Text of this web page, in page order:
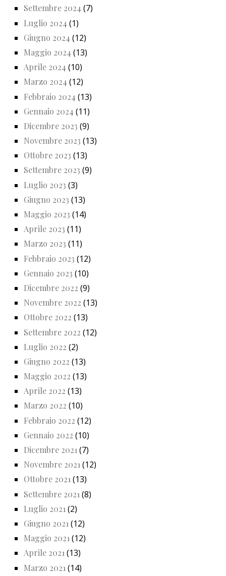
Settembre 2024 (7)
Luglio 2024 (1)
Giugno 2024 (12)
Maggio 2024 (13)
Aprile 2024 (10)
Marzo 2024 (12)
Febbraio 2024 (13)
Gennaio 2024 (11)
Dicembre 2023 (9)
Novembre 2023 (13)
Ottobre 2023 (13)
Settembre 2023 (9)
Luglio 2023 (3)
Giugno 2023 (13)
Maggio 2023 (14)
Aprile 2023 (11)
Marzo 2023 (11)
Febbraio 2023 (12)
Gennaio 2023 (10)
Dicembre 2022 (9)
Novembre 2022 (13)
Ottobre 2022 (13)
Settembre 2022 (12)
Luglio 2022 (2)
Giugno 2022 (13)
Maggio 2022 (13)
Aprile 2022 (13)
Marzo 2022 (10)
Febbraio 2022 (12)
Gennaio 2022 (10)
Dicembre 2021 (7)
Novembre 2021(12)
Ottobre 2021(13)
Settembre 2021 (8)
Luglio 2021 (2)
Giugno 2021 (12)
Maggio 2021 (12)
Aprile 2021(13)
Marzo 2021 (14)